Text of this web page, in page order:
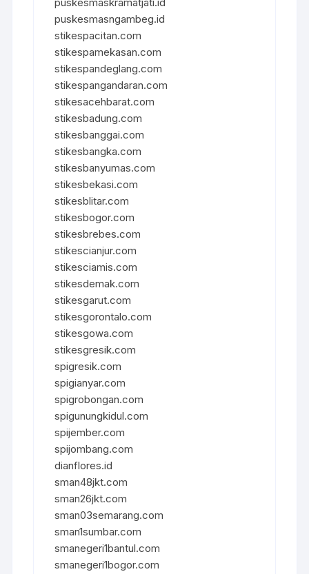
puskesmasngambeg.id
stikespacitan.com
stikespamekasan.com
stikespandeglang.com
stikespangandaran.com
stikesacehbarat.com
stikesbadung.com
stikesbanggai.com
stikesbangka.com
stikesbanyumas.com
stikesbekasi.com
stikesblitar.com
stikesbogor.com
stikesbrebes.com
stikescianjur.com
stikesciamis.com
stikesdemak.com
stikesgarut.com
stikesgorontalo.com
stikesgowa.com
stikesgresik.com
spigresik.com
spigianyar.com
spigrobongan.com
spigunungkidul.com
spijember.com
spijombang.com
dianflores.id
sman48jkt.com
sman26jkt.com
sman03semarang.com
sman1sumbar.com
smanegeri1bantul.com
smanegeri1bogor.com